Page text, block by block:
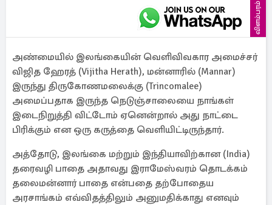
விளம்பரம்
அண்மையில் இலங்கையின் வெளிவிவகார அமைச்சர்
விஜித ஹேரத் (Vijitha Herath), மன்னாரில் (Mannar)
இருந்து திருகோணமலைக்கு (Trincomalee)
அமைப்பதாக இருந்த நெடுஞ்சாலையை நாங்கள்
இடைநிறுத்தி விட்டோம் ஏனென்றால் அது நாட்டை
பிரிக்கும் என ஒரு கருத்தை வெளியிட்டிருந்தார்.
அத்தோடு, இலங்கை மற்றும் இந்தியாவிற்கான (India)
தரைவழி பாதை அதாவது இராமேஸ்வரம் தொடக்கம்
தலைமன்னார் பாதை என்பதை தற்போதைய
அரசாங்கம் எவ்விதத்திலும் அனுமதிக்காது எனவும்